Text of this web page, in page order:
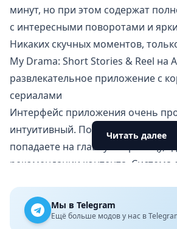
минут, но при этом содержат
с интересными поворотами и
Никаких скучных моментов,
My Drama: Short Stories & Reel на
развлекательное приложение с
сериалами
Интерфейс приложения очень
интуитивный. После установки вы
попадаете на главную страницу,
рекомендации контента. Система
предпочтения и предлагает
понравятся.
Читать далее
Мы в Telegram
Ещё больше модов у нас в